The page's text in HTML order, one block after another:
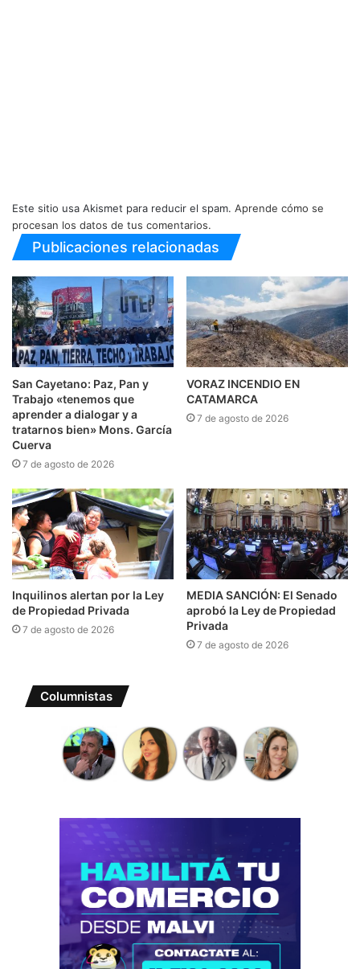
Este sitio usa Akismet para reducir el spam. Aprende cómo se
procesan los datos de tus comentarios.
Publicaciones relacionadas
San Cayetano: Paz, Pan y
Trabajo «tenemos que
aprender a dialogar y a
tratarnos bien» Mons. García
Cuerva
7 de agosto de 2026
VORAZ INCENDIO EN
CATAMARCA
7 de agosto de 2026
Inquilinos alertan por la Ley
de Propiedad Privada
7 de agosto de 2026
MEDIA SANCIÓN: El Senado
aprobó la Ley de Propiedad
Privada
7 de agosto de 2026
Columnistas